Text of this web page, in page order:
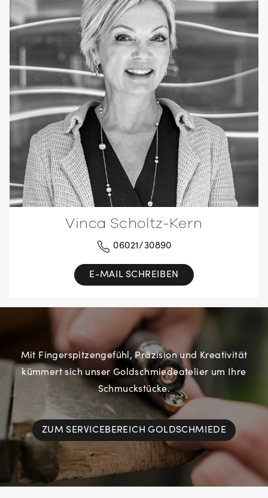
Vinca Scholtz-Kern
06021/30890
E-MAIL SCHREIBEN
Mit Fingerspitzengefühl, Präzision und Kreativität
kümmert sich unser Goldschmiedeatelier um Ihre
Schmuckstücke.
ZUM SERVICEBEREICH GOLDSCHMIEDE